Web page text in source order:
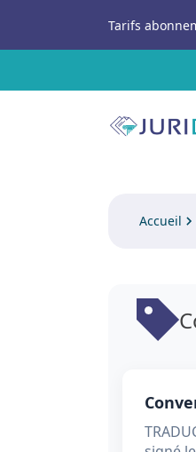
Tarifs
Accueil